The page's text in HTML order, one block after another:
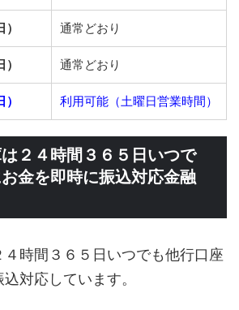
通常どおり
通常どおり
利用可能（土曜日営業時間）
２４時間３６５日いつで
金を即時に振込対応金融
時間３６５日いつでも他行口座
対応しています。